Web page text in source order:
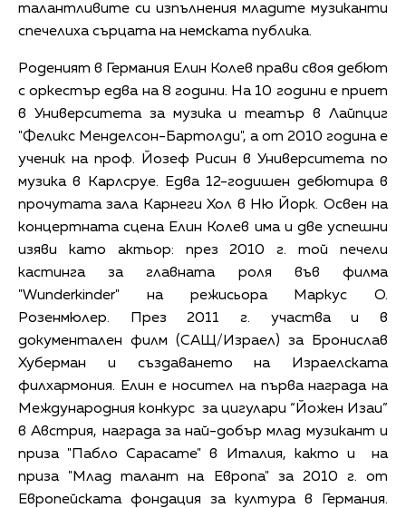
талантливите си изпълнения младите музиканти
спечелиха сърцата на немската публика.
Роденият в Германия Елин Колев прави своя дебют
с оркестър едва на 8 години. На 10 години е приет
в Университета за музика и театър в Лайпциг
"Феликс Менделсон-Бартолди", а от 2010 година е
ученик на проф. Йозеф Рисин в Университета по
музика в Карлсруе. Едва 12-годишен дебютира в
прочутата зала Карнеги Хол в Ню Йорк. Освен на
концертната сцена Елин Колев има и две успешни
изяви като актьор: през 2010 г. той печели
кастинга за главната роля във филма
"Wunderkinder" на режисьора Маркус О.
Розенмюлер. През 2011 г. участва и в
документален филм (САЩ/Израел) за Бронислав
Хуберман и създаването на Израелската
филхармония. Елин е носител на първа награда на
Международния конкурс за цигулари “Йожен Изаи”
в Австрия, награда за най-добър млад музикант и
приза "Пабло Сарасате" в Италия, както и на
приза "Млад талант на Европа" за 2010 г. от
Европейската фондация за култура в Германия.